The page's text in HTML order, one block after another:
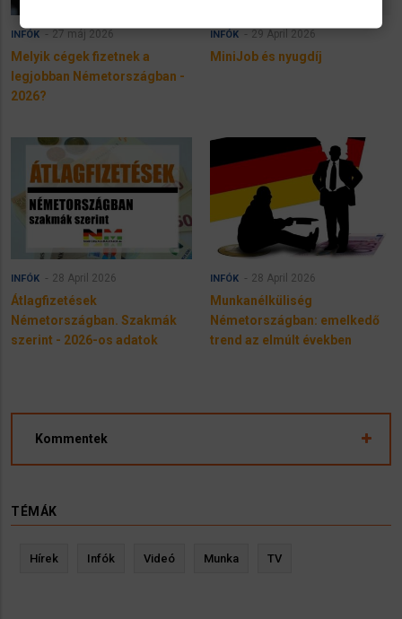
INFÓK 27 máj 2026
Melyik cégek fizetnek a
legjobban Németországban -
2026?
INFÓK 29 April 2026
MiniJob és nyugdíj
INFÓK 28 April 2026
Átlagfizetések
Németországban. Szakmák
szerint - 2026-os adatok
INFÓK 28 April 2026
Munkanélküliség
Németországban: emelkedő
trend az elmúlt években
Kommentek
TÉMÁK
Hírek Infók Videó Munka TV